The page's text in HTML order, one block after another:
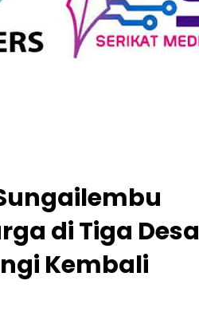
di Tiga Desa
Kembali